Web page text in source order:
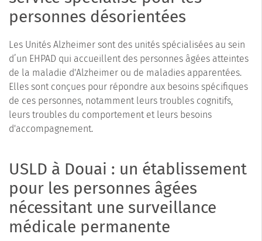
personnes désorientées
Les Unités Alzheimer sont des unités spécialisées au sein
d’un EHPAD qui accueillent des personnes âgées atteintes
de la maladie d'Alzheimer ou de maladies apparentées.
Elles sont conçues pour répondre aux besoins spécifiques
de ces personnes, notamment leurs troubles cognitifs,
leurs troubles du comportement et leurs besoins
d'accompagnement.
USLD à Douai : un établissement
pour les personnes âgées
nécessitant une surveillance
médicale permanente